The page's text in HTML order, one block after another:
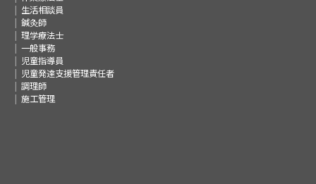
生活相談員
鍼灸師
理学療法士
一般事務
児童指導員
児童発達支援管理責任者
調理師
施工管理